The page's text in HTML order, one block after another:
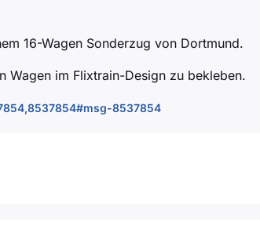
16-Wagen Sonderzug von Dortmund.
Wagen im Flixtrain-Design zu bekleben.
8537854